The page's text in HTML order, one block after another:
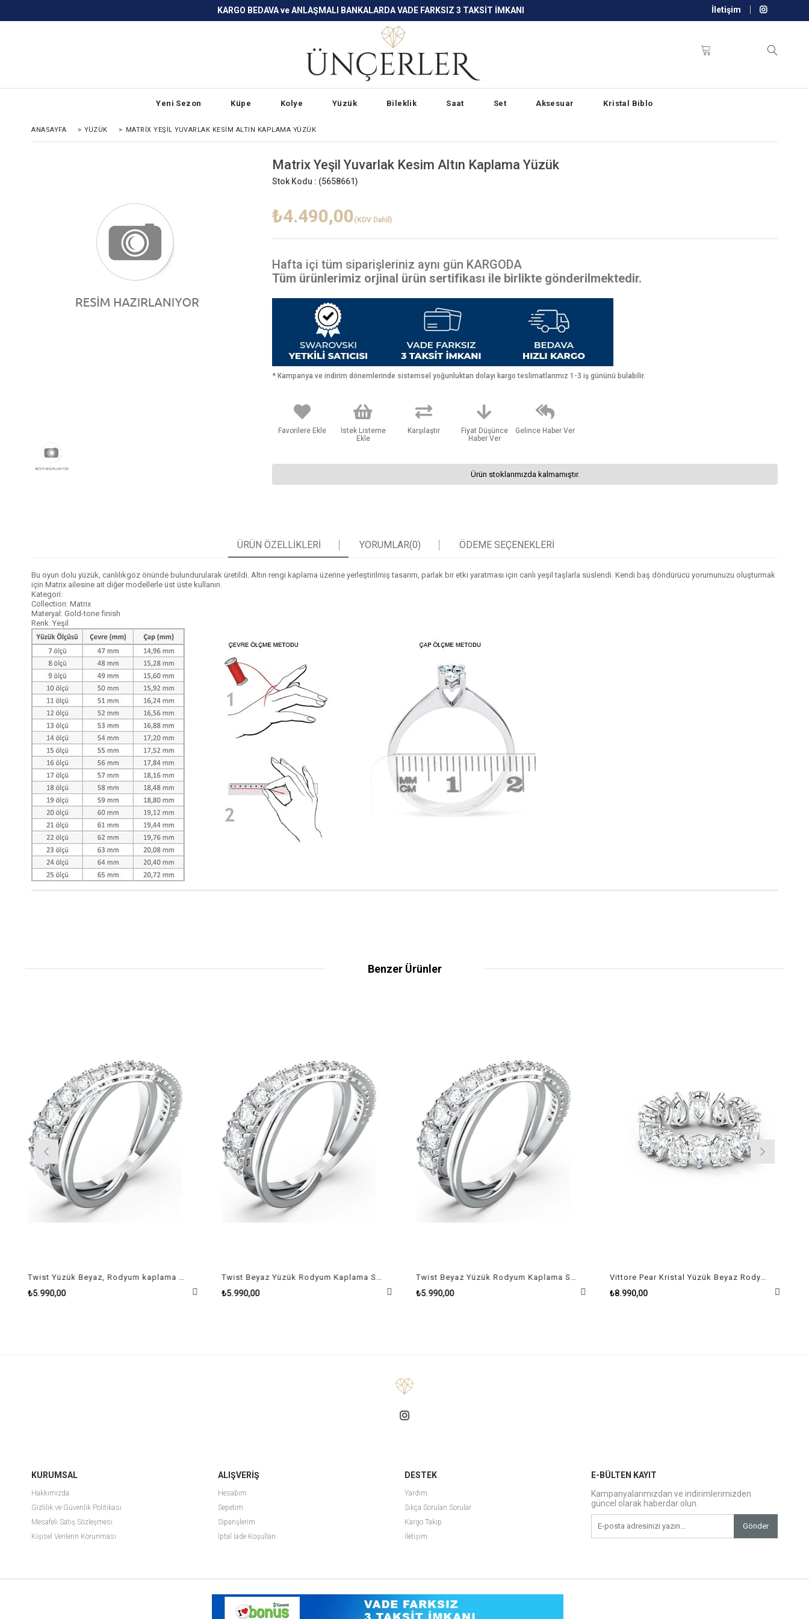
KARGO BEDAVA ve ANLAŞMALI BANKALARDA VADE FARKSIZ 3 TAKSİT İMKANI İletişim
Yeni Sezon Küpe Kolye Yüzük Bileklik Saat Set Aksesuar Kristal Biblo
ANASAYFA > YÜZÜK > MATRIX YEŞIL YUVARLAK KESIM ALTIN KAPLAMA YÜZÜK
Matrix Yeşil Yuvarlak Kesim Altın Kaplama Yüzük
Stok Kodu : (5658661)
₺4.490,00 (KDV Dahil)
Hafta içi tüm siparişleriniz aynı gün KARGODA
Tüm ürünlerimiz orjinal ürün sertifikası ile birlikte gönderilmektedir.
* Kampanya ve indirim dönemlerinde sistemsel yoğunluktan dolayı kargo teslimatlarımız 1-3 iş gününü bulabilir.
Favorilere Ekle
İstek Listeme
Ekle
Karşılaştır
Fiyat Düşünce
Haber Ver
Gelince Haber Ver
Ürün stoklarımızda kalmamıştır.
ÜRÜN ÖZELLIKLERI YORUMLAR(0) ÖDEME SEÇENEKLERI
Bu oyun dolu yüzük, canlılıkgöz önünde bulundurularak üretildi. Altın rengi kaplama üzerine yerleştirilmiş tasarım, parlak bir etki yaratması için canlı yeşil taşlarla süslendi. Kendi baş döndürücü yorumunuzu oluşturmak
için Matrix ailesine ait diğer modellerle üst üste kullanın.
Kategori:
Collection: Matrix
Materyal: Gold-tone finish
Renk: Yeşil
Benzer Ürünler
₺5.990,00
Twist Beyaz Yüzük Rodyum Kaplama Size 58
₺5.990,00
Twist Beyaz Yüzük Rodyum Kaplama Size 52
₺5.990,00
Vittore Pear Kristal Yüzük Beyaz Rodyum Kaplama Size 58
₺8.990,00
KURUMSAL
Hakkımızda
Gizlilik ve Güvenlik Politikası
Mesafeli Satış Sözleşmesi
Kişisel Verilerin Korunması
ALIŞVERİŞ
Hesabım
Sepetim
Siparişlerim
İptal İade Koşulları
DESTEK
Yardım
Sıkça Sorulan Sorular
Kargo Takip
İletişim
E-BÜLTEN KAYIT
Kampanyalarımızdan ve indirimlerimizden
güncel olarak haberdar olun.
Gönder